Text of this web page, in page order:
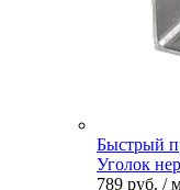
Быстрый
Уголок
789 руб. /